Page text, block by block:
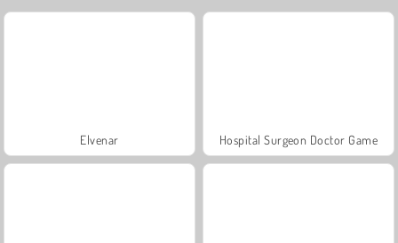
Elvenar Hospital Surgeon Doctor Game